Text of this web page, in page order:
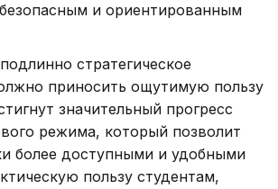
и ориентированным
стратегическое
приносить ощутимую пользу
значительный прогресс
режима, который позволит
более доступными и удобными
пользу студентам,